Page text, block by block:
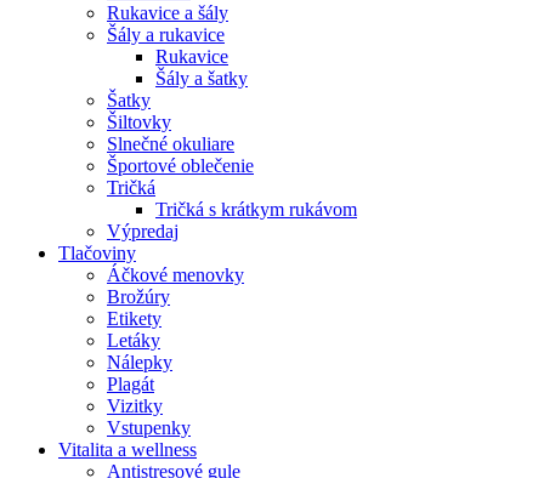
Rukavice a šály
Šály a rukavice
Rukavice
Šály a šatky
Šatky
Šiltovky
Slnečné okuliare
Športové oblečenie
Tričká
Tričká s krátkym rukávom
Výpredaj
Tlačoviny
Áčkové menovky
Brožúry
Etikety
Letáky
Nálepky
Plagát
Vizitky
Vstupenky
Vitalita a wellness
Antistresové gule